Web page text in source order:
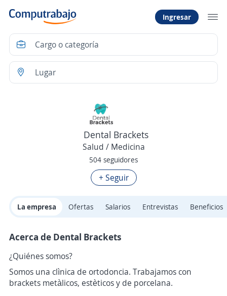
Ingresar
Dental Brackets
Salud / Medicina
504 seguidores
+ Seguir
La empresa Ofertas Salarios Entrevistas Beneficios
Acerca de Dental Brackets
¿Quiénes somos?
Somos una clìnica de ortodoncia. Trabajamos con
brackets metàlicos, estèticos y de porcelana.